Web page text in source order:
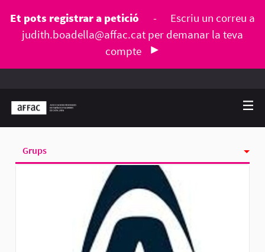
Et pots registrar a petició -
Escriu un correu a
judith.boadella@affac.cat per demanar la teva
compte
Grups